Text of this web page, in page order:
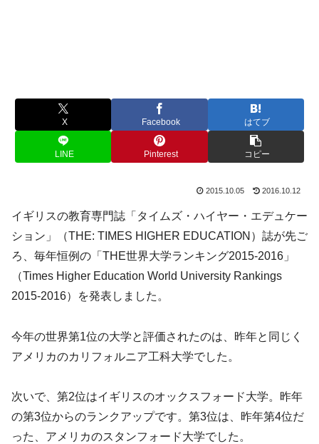
X Facebook はてブ
LINE Pinterest コピー
2015.10.05 2016.10.12
イギリスの教育専門誌「タイムズ・ハイヤー・エデュケー
ション」（THE: TIMES HIGHER EDUCATION）誌が先ご
ろ、毎年恒例の「THE世界大学ランキング2015-2016」
（Times Higher Education World University Rankings
2015-2016）を発表しました。
今年の世界第1位の大学と評価されたのは、昨年と同じく
アメリカのカリフォルニア工科大学でした。
次いで、第2位はイギリスのオックスフォード大学。昨年
の第3位からのランクアップです。第3位は、昨年第4位だ
った、アメリカのスタンフォード大学でした。